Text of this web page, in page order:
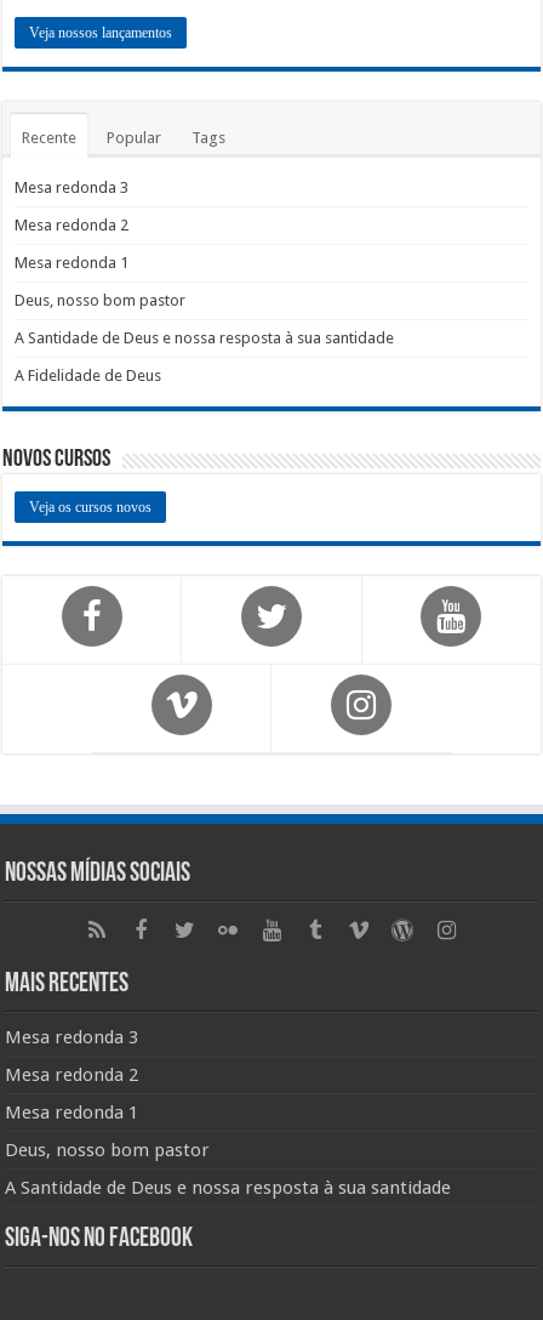
Veja nossos lançamentos
Recente Popular Tags
Mesa redonda 3
Mesa redonda 2
Mesa redonda 1
Deus, nosso bom pastor
A Santidade de Deus e nossa resposta à sua santidade
A Fidelidade de Deus
Novos Cursos
Veja os cursos novos
Nossas Mídias Sociais
Mais Recentes
Mesa redonda 3
Mesa redonda 2
Mesa redonda 1
Deus, nosso bom pastor
A Santidade de Deus e nossa resposta à sua santidade
Siga-nos no Facebook